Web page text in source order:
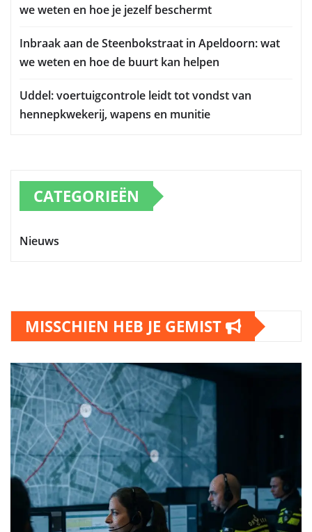
we weten en hoe je jezelf beschermt
Inbraak aan de Steenbokstraat in Apeldoorn: wat
we weten en hoe de buurt kan helpen
Uddel: voertuigcontrole leidt tot vondst van
hennepkwekerij, wapens en munitie
CATEGORIEËN
Nieuws
MISSCHIEN HEB JE GEMIST